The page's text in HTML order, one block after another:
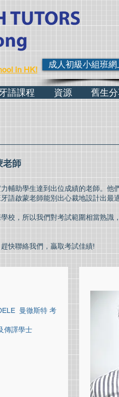
in HK!
成人初級小組班
語課程 資源 舊生
老師
輔助學生達到出位成績的老師。他
語啟蒙老師能別出心裁地設計出最
校，所以我們對考試範圍相當熟識
快聯絡我們，贏取考試佳績!
曼徹斯特 考
傳譯學士